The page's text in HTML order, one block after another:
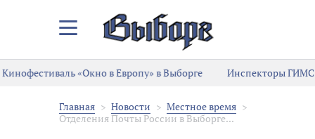
Закрыть/
меню
Кинофестиваль «Окно в Европу» в Выборге
Инспекторы ГИМС
Главная Новости
Местное время
Отделения Почты России в Выборге...